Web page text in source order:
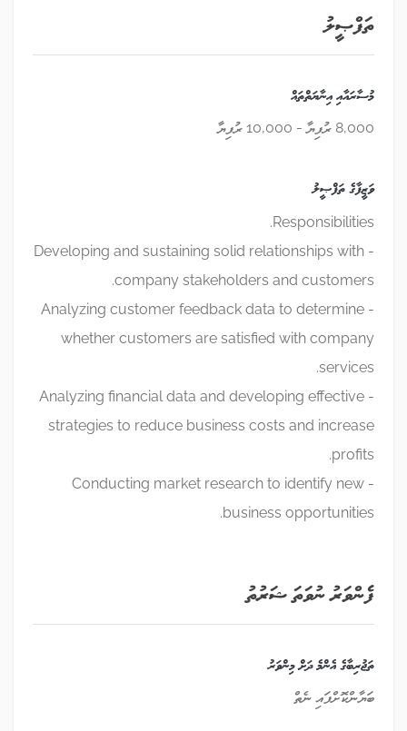
ތަފްޞީލު
މުސާރައާއި އިނާޔަތްތައް
8,000 ރުފިޔާ - 10,000 ރުފިޔާ
ވަޒީފާގެ ތަފްޞީލު
Responsibilities.
- Developing and sustaining solid relationships with
company stakeholders and customers.
- Analyzing customer feedback data to determine
whether customers are satisfied with company
services.
- Analyzing financial data and developing effective
strategies to reduce business costs and increase
profits.
- Conducting market research to identify new
business opportunities.
ފެންވަރު ނުވަތަ ޝަރުތު
ތަޖުރިބާގެ އެންމެ ދަށް މިންވަރު
ބަޔާންކޮށްފައި ނެތް